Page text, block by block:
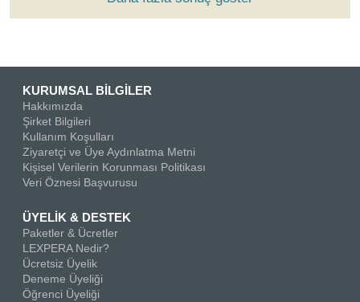
KURUMSAL BİLGİLER
Hakkımızda
Şirket Bilgileri
Kullanım Koşulları
Ziyaretçi ve Üye Aydınlatma Metni
Kişisel Verilerin Korunması Politikası
Veri Öznesi Başvurusu
ÜYELİK & DESTEK
Paketler & Ücretler
LEXPERA Nedir?
Ücretsiz Üyelik
Deneme Üyeliği
Öğrenci Üyeliği